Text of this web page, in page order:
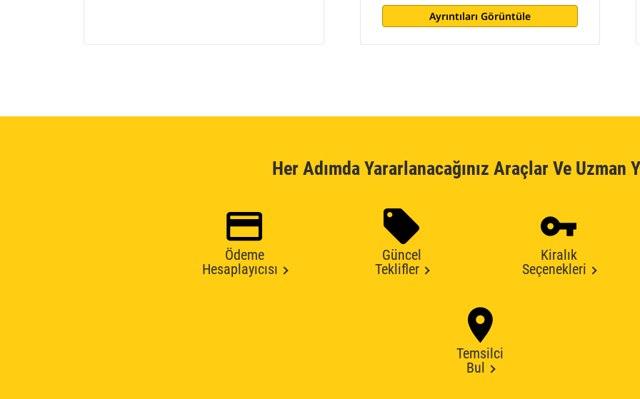
Ayrıntıları Görüntüle
Her Adımda Yararlanacağınız Araçlar Ve Uzman
Ödeme
Hesaplayıcısı
Güncel
Teklifler
Kiralık
Seçenekleri
Temsilci
Bul